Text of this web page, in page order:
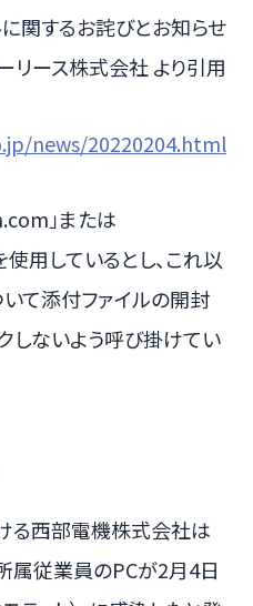
関するお詫びとお知らせ
リース株式会社 より引用
news/20220204.html
」または
用しているとし、これ以
て添付ファイルの開封
しないよう呼び掛けてい
る西部電機株式会社は
属従業員のPCが2月4日